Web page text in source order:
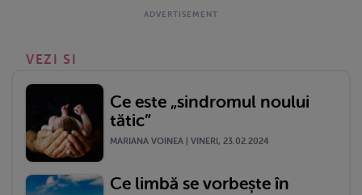
VEZI SI
Ce este „sindromul noului
tătic”
MARIANA VOINEA | VINERI, 23.02.2024
Ce limbă se vorbește în